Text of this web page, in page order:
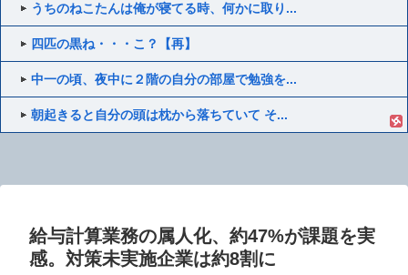
うちのねこたんは俺が寝てる時、何かに取り...
四匹の黒ね・・・こ？【再】
中一の頃、夜中に２階の自分の部屋で勉強を...
朝起きると自分の頭は枕から落ちていて そ...
給与計算業務の属人化、約47%が課題を実
感。対策未実施企業は約8割に